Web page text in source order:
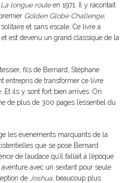
La longue routeen 1971. Il y racontait
Golden Globe Challenge,
et sans escale. Ce livre a
est devenu un grand classique de la
fils de Bernard, Stéphane
entrepris de transformer ce livre
Et ils y sont fort bien arrivés. On
de plus de 300 pages l’essentiel du
les évènements marquants de la
que se pose Bernard
de l’audace qu’il fallait à l’époque
avec un sextant pour seule
de Joshua, beaucoup plus